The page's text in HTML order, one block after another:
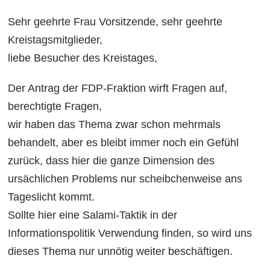
Sehr geehrte Frau Vorsitzende, sehr geehrte
Kreistagsmitglieder,
liebe Besucher des Kreistages,
Der Antrag der FDP-Fraktion wirft Fragen auf,
berechtigte Fragen,
wir haben das Thema zwar schon mehrmals
behandelt, aber es bleibt immer noch ein Gefühl
zurück, dass hier die ganze Dimension des
ursächlichen Problems nur scheibchenweise ans
Tageslicht kommt.
Sollte hier eine Salami-Taktik in der
Informationspolitik Verwendung finden, so wird uns
dieses Thema nur unnötig weiter beschäftigen.